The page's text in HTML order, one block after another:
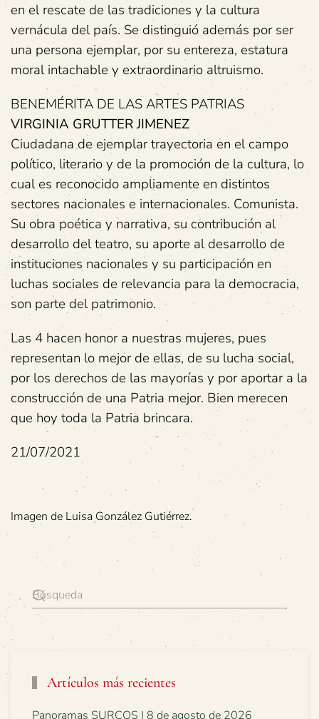
en el rescate de las tradiciones y la cultura
vernácula del país. Se distinguió además por ser
una persona ejemplar, por su entereza, estatura
moral intachable y extraordinario altruismo.
BENEMÉRITA DE LAS ARTES PATRIAS
VIRGINIA GRUTTER JIMENEZ
Ciudadana de ejemplar trayectoria en el campo
político, literario y de la promoción de la cultura, lo
cual es reconocido ampliamente en distintos
sectores nacionales e internacionales. Comunista.
Su obra poética y narrativa, su contribución al
desarrollo del teatro, su aporte al desarrollo de
instituciones nacionales y su participación en
luchas sociales de relevancia para la democracia,
son parte del patrimonio.
Las 4 hacen honor a nuestras mujeres, pues
representan lo mejor de ellas, de su lucha social,
por los derechos de las mayorías y por aportar a la
construcción de una Patria mejor. Bien merecen
que hoy toda la Patria brincara.
21/07/2021
Imagen de Luisa González Gutiérrez.
Artículos más recientes
Panoramas SURCOS | 8 de agosto de 2026